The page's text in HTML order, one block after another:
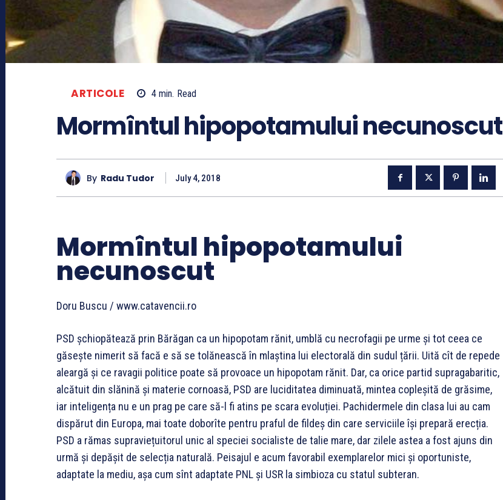
ARTICOLE 4 min. Read
Mormîntul hipopotamului necunoscut
By Radu Tudor July 4, 2018
Mormîntul hipopotamului
necunoscut
Doru Buscu / www.catavencii.ro
PSD șchiopătează prin Bărăgan ca un hipopotam rănit, umblă cu necrofagii pe urme și tot ceea ce
găsește nimerit să facă e să se tolănească în mlaștina lui electorală din sudul țării. Uită cît de repede
aleargă și ce ravagii politice poate să provoace un hipopotam rănit. Dar, ca orice partid supragabaritic,
alcătuit din slănină și materie cornoasă, PSD are luciditatea diminuată, mintea copleșită de grăsime,
iar inteligența nu e un prag pe care să-l fi atins pe scara evoluției. Pachidermele din clasa lui au cam
dispărut din Europa, mai toate doborîte pentru praful de fildeș din care serviciile își prepară erecția.
PSD a rămas supraviețuitorul unic al speciei socialiste de talie mare, dar zilele astea a fost ajuns din
urmă și depășit de selecția naturală. Peisajul e acum favorabil exemplarelor mici și oportuniste,
adaptate la mediu, așa cum sînt adaptate PNL și USR la simbioza cu statul subteran.